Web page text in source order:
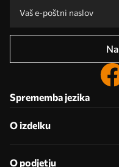
Sprememba jezika
O izdelku
O podjetju